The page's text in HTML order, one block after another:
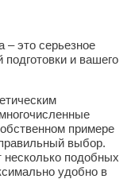
– это серьезное
подготовки и вашего
примере
выбор.
подобных
удобно в